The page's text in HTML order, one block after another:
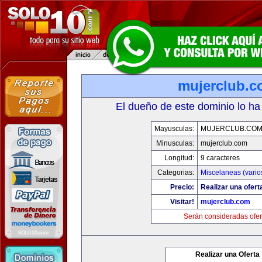
El dueño de este dominio lo
Mayusculas:
MUJERCLUB.COM
Minusculas:
mujerclub.com
Longitud:
9 caracteres
Categorias:
Miscelaneas
Precio:
Realizar una
Visitar!
mujerclub.com
Serán consideradas
Realizar una Oferta